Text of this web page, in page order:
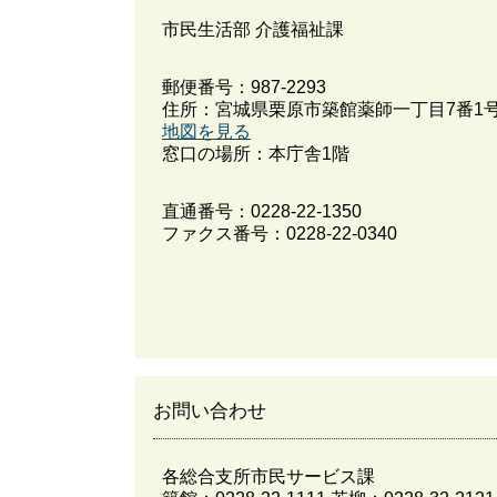
市民生活部 介護福祉課
郵便番号：987-2293
住所：宮城県栗原市築館薬師一丁目7番1
地図を見る
窓口の場所：本庁舎1階
直通番号： 0228-22-1350
ファクス番号：0228-22-0340
お問い合わせ
各総合支所市民サービス課